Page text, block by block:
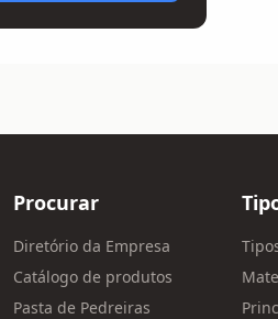
Procurar
Diretório da Empresa
Catálogo de produtos
Pasta de Pedreiras